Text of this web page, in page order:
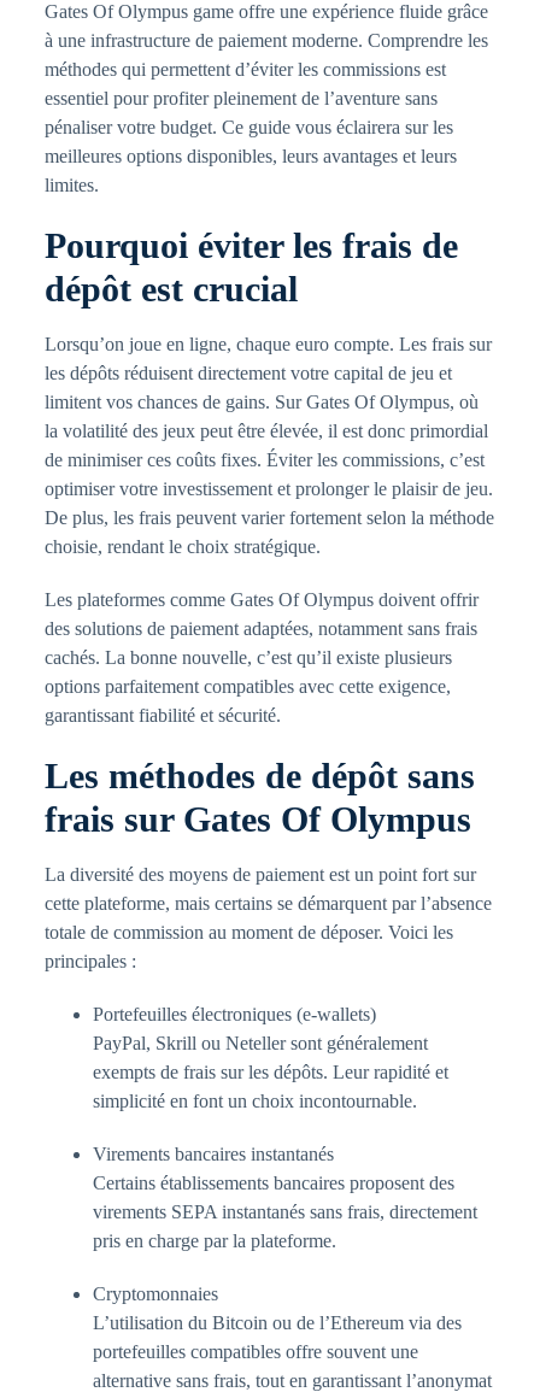
Gates Of Olympus game offre une expérience fluide grâce
à une infrastructure de paiement moderne. Comprendre les
méthodes qui permettent d’éviter les commissions est
essentiel pour profiter pleinement de l’aventure sans
pénaliser votre budget. Ce guide vous éclairera sur les
meilleures options disponibles, leurs avantages et leurs
limites.
Pourquoi éviter les frais de
dépôt est crucial
Lorsqu’on joue en ligne, chaque euro compte. Les frais sur
les dépôts réduisent directement votre capital de jeu et
limitent vos chances de gains. Sur Gates Of Olympus, où
la volatilité des jeux peut être élevée, il est donc primordial
de minimiser ces coûts fixes. Éviter les commissions, c’est
optimiser votre investissement et prolonger le plaisir de jeu.
De plus, les frais peuvent varier fortement selon la méthode
choisie, rendant le choix stratégique.
Les plateformes comme Gates Of Olympus doivent offrir
des solutions de paiement adaptées, notamment sans frais
cachés. La bonne nouvelle, c’est qu’il existe plusieurs
options parfaitement compatibles avec cette exigence,
garantissant fiabilité et sécurité.
Les méthodes de dépôt sans
frais sur Gates Of Olympus
La diversité des moyens de paiement est un point fort sur
cette plateforme, mais certains se démarquent par l’absence
totale de commission au moment de déposer. Voici les
principales :
Portefeuilles électroniques (e-wallets)
PayPal, Skrill ou Neteller sont généralement
exempts de frais sur les dépôts. Leur rapidité et
simplicité en font un choix incontournable.
Virements bancaires instantanés
Certains établissements bancaires proposent des
virements SEPA instantanés sans frais, directement
pris en charge par la plateforme.
Cryptomonnaies
L’utilisation du Bitcoin ou de l’Ethereum via des
portefeuilles compatibles offre souvent une
alternative sans frais, tout en garantissant l’anonymat